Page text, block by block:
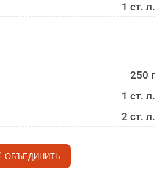
1 ст. л.
250 г
1 ст. л.
2 ст. л.
ОБЪЕДИНИТЬ